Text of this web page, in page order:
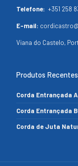
Telefone: +351 258
E-mail:
Viana do Castelo,
Produtos Recentes
Corda Entrançada
Corda Entrançada
Corda de Juta